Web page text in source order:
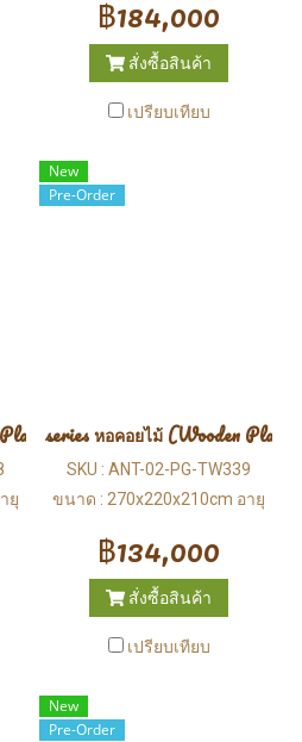
฿184,000
สั่งซื้อสินค้า
เปรียบเทียบ
ยุ
New
Pre-Order
series หอคอยไม้ (Wooden
SKU : ANT-02-PG-TW339
ขนาด : 270x220x210cm อายุ
฿134,000
สั่งซื้อสินค้า
เปรียบเทียบ
New
Pre-Order